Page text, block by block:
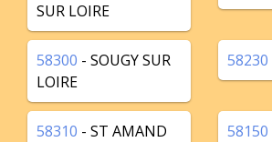
SUR LOIRE
58300 - SOUGY SUR
LOIRE
58230
58310 - ST AMAND
58150